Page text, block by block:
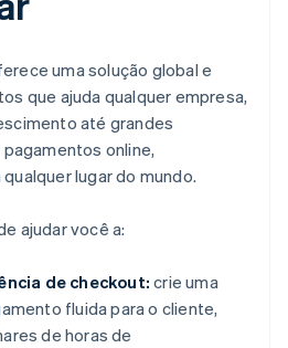
uma solução global e
que ajuda qualquer empresa,
até grandes
online,
lugar do mundo.
ajudar você a:
de checkout: crie uma
fluida para o cliente,
de horas de